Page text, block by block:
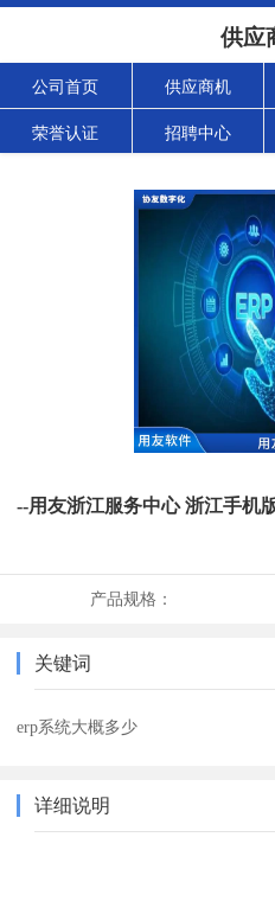
供应
公司首页 供应商机
荣誉认证 招聘中心
--用友浙江服务中心 浙江手机
产品规格：
关键词
erp系统大概多少
详细说明